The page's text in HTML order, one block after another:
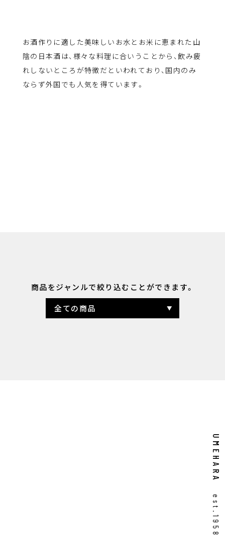
UMEHARA
est.1958
お酒作りに適した美味しいお水とお米に恵まれた山
陰の日本酒は、様々な料理に合いうことから、飲み疲
れしないところが特徴だといわれており、国内のみ
ならず外国でも人気を得ています。
商品をジャンルで絞り込むことができます。
全ての商品